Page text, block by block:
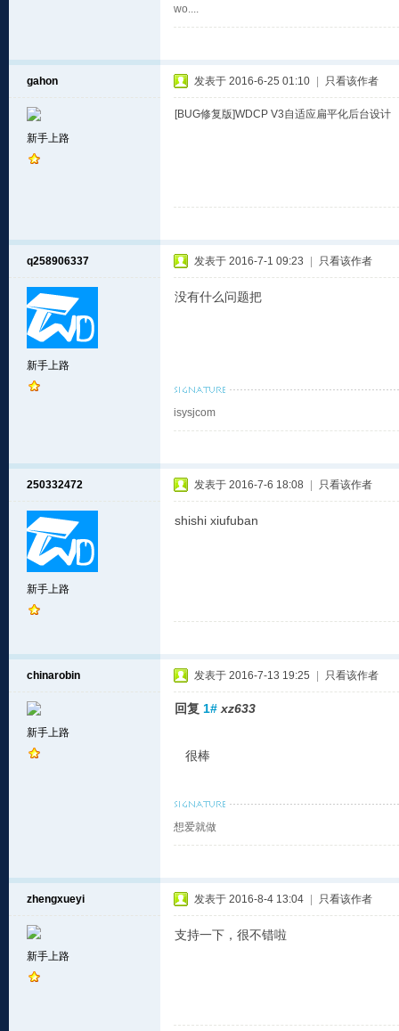
wo....
gahon
新手上路
发表于 2016-6-25 01:10 只看该作者
[BUG修复版]WDCP V3自适应扁平化后台设计
q258906337
新手上路
发表于 2016-7-1 09:23 只看该作者
没有什么问题把
isysjcom
250332472
新手上路
发表于 2016-7-6 18:08 只看该作者
shishi xiufuban
chinarobin
新手上路
发表于 2016-7-13 19:25 只看该作者
回复 1# xz633
很棒
想爱就做
zhengxueyi
新手上路
发表于 2016-8-4 13:04 只看该作者
支持一下，很不错啦